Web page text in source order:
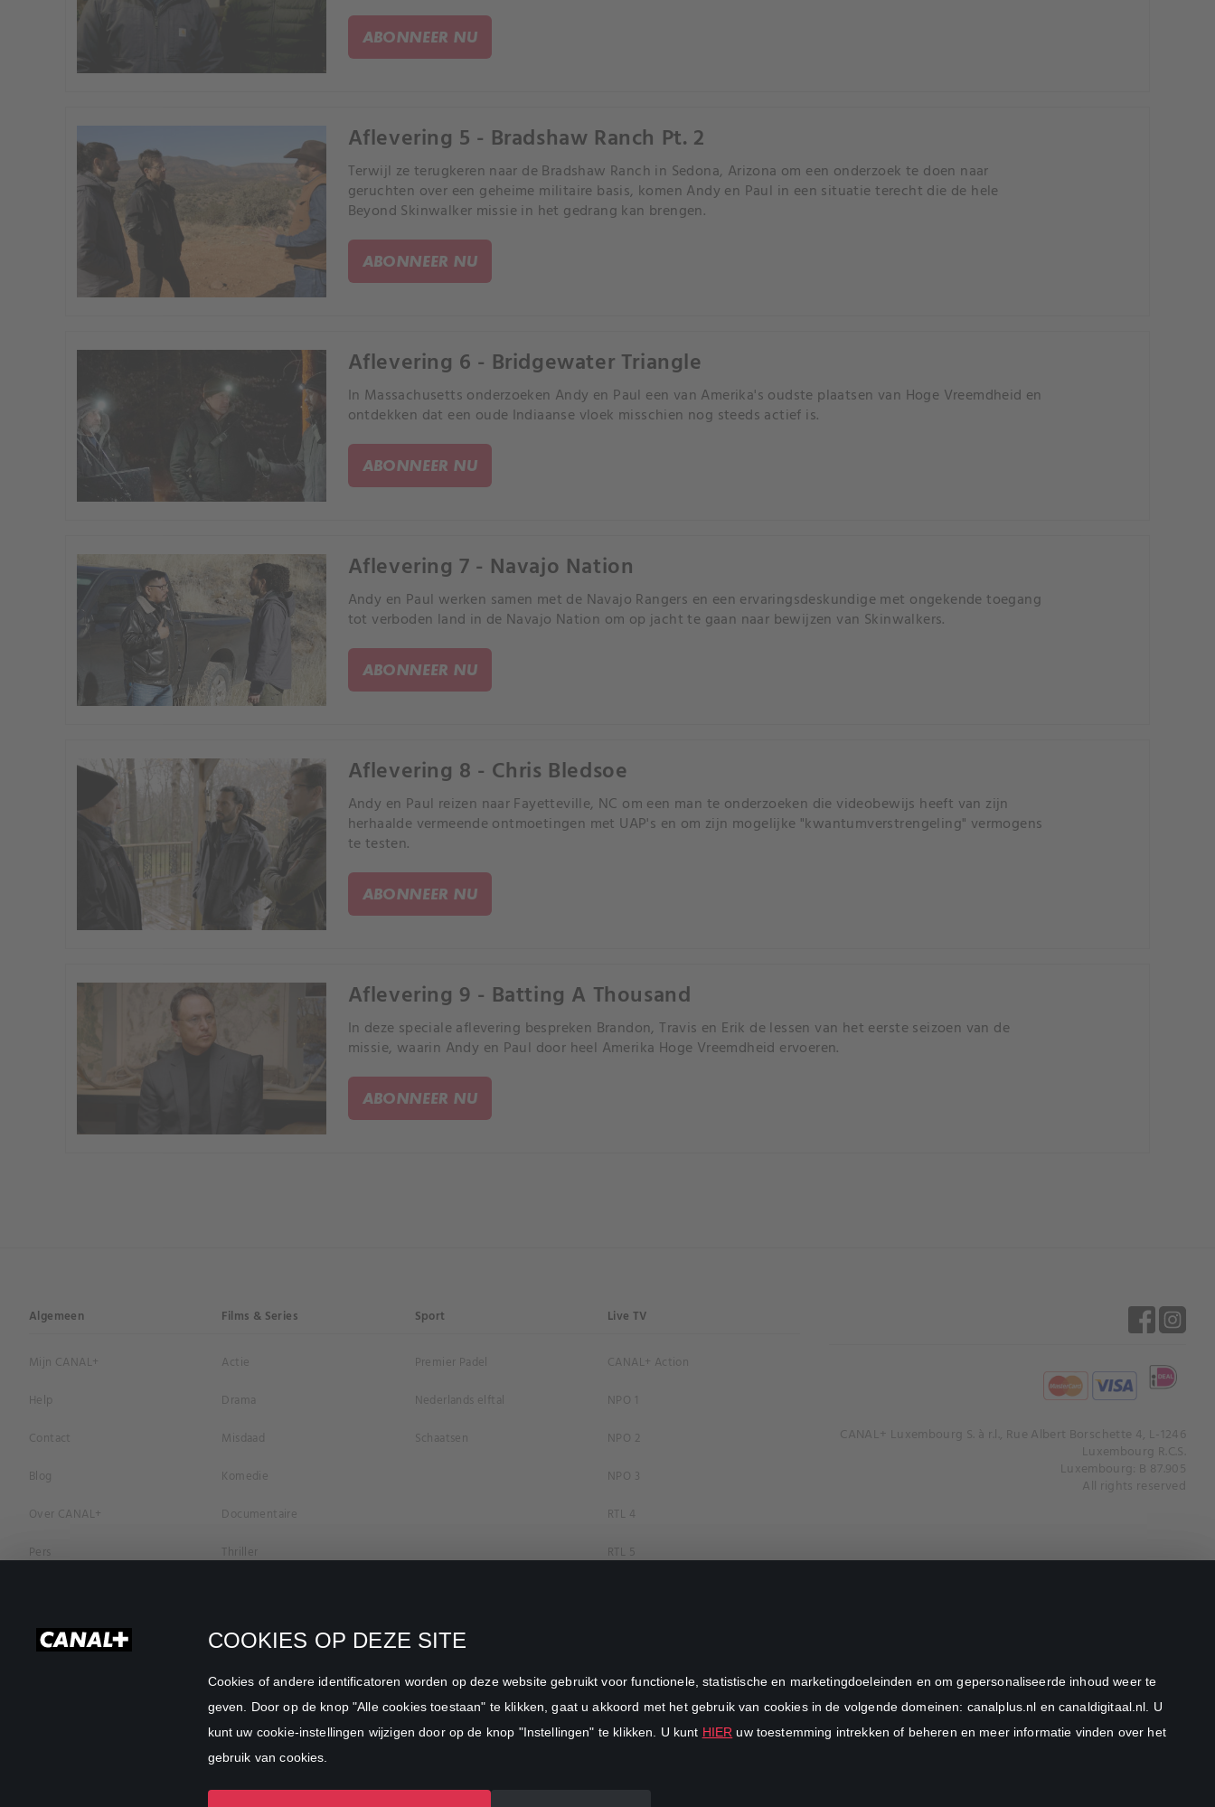
COOKIES OP DEZE SITE
Cookies of andere identificatoren worden op deze website gebruikt voor functionele, statistische en marketingdoeleinden en om gepersonaliseerde inhoud weer te
geven. Door op de knop "Alle cookies toestaan" te klikken, gaat u akkoord met het gebruik van cookies in de volgende domeinen: canalplus.nl en canaldigitaal.nl. U
kunt uw cookie-instellingen wijzigen door op de knop "Instellingen" te klikken. U kunt HIER uw toestemming intrekken of beheren en meer informatie vinden over het
gebruik van cookies.
ABONNEER NU
Aflevering 5 - Bradshaw Ranch Pt. 2
Terwijl ze terugkeren naar de Bradshaw Ranch in Sedona, Arizona om een onderzoek te doen naar
geruchten over een geheime militaire basis, komen Andy en Paul in een situatie terecht die de hele
Beyond Skinwalker missie in het gedrang kan brengen.
ABONNEER NU
Aflevering 6 - Bridgewater Triangle
In Massachusetts onderzoeken Andy en Paul een van Amerika's oudste plaatsen van Hoge Vreemdheid en
ontdekken dat een oude Indiaanse vloek misschien nog steeds actief is.
ABONNEER NU
Aflevering 7 - Navajo Nation
Andy en Paul werken samen met de Navajo Rangers en een ervaringsdeskundige met ongekende toegang
tot verboden land in de Navajo Nation om op jacht te gaan naar bewijzen van Skinwalkers.
ABONNEER NU
Aflevering 8 - Chris Bledsoe
Andy en Paul reizen naar Fayetteville, NC om een man te onderzoeken die videobewijs heeft van zijn
herhaalde vermeende ontmoetingen met UAP's en om zijn mogelijke "kwantumverstrengeling" vermogens
te testen.
ABONNEER NU
Aflevering 9 - Batting A Thousand
In deze speciale aflevering bespreken Brandon, Travis en Erik de lessen van het eerste seizoen van de
missie, waarin Andy en Paul door heel Amerika Hoge Vreemdheid ervoeren.
ABONNEER NU
Algemeen
Mijn CANAL+
Help
Contact
Blog
Over CANAL+
Pers
Privacybeleid
Films & Series
Actie
Drama
Misdaad
Komedie
Documentaire
Thriller
Romantiek
Familie
Sport
Sport
Premier Padel
Nederlands elftal
Schaatsen
Live TV
CANAL+ Action
NPO 1
NPO 2
NPO 3
RTL 4
RTL 5
SBS6
Net5
CANAL+ Luxembourg S. à r.l., Rue Albert Borschette 4, L-1246
Luxembourg R.C.S.
Luxembourg: B 87.905
All rights reserved